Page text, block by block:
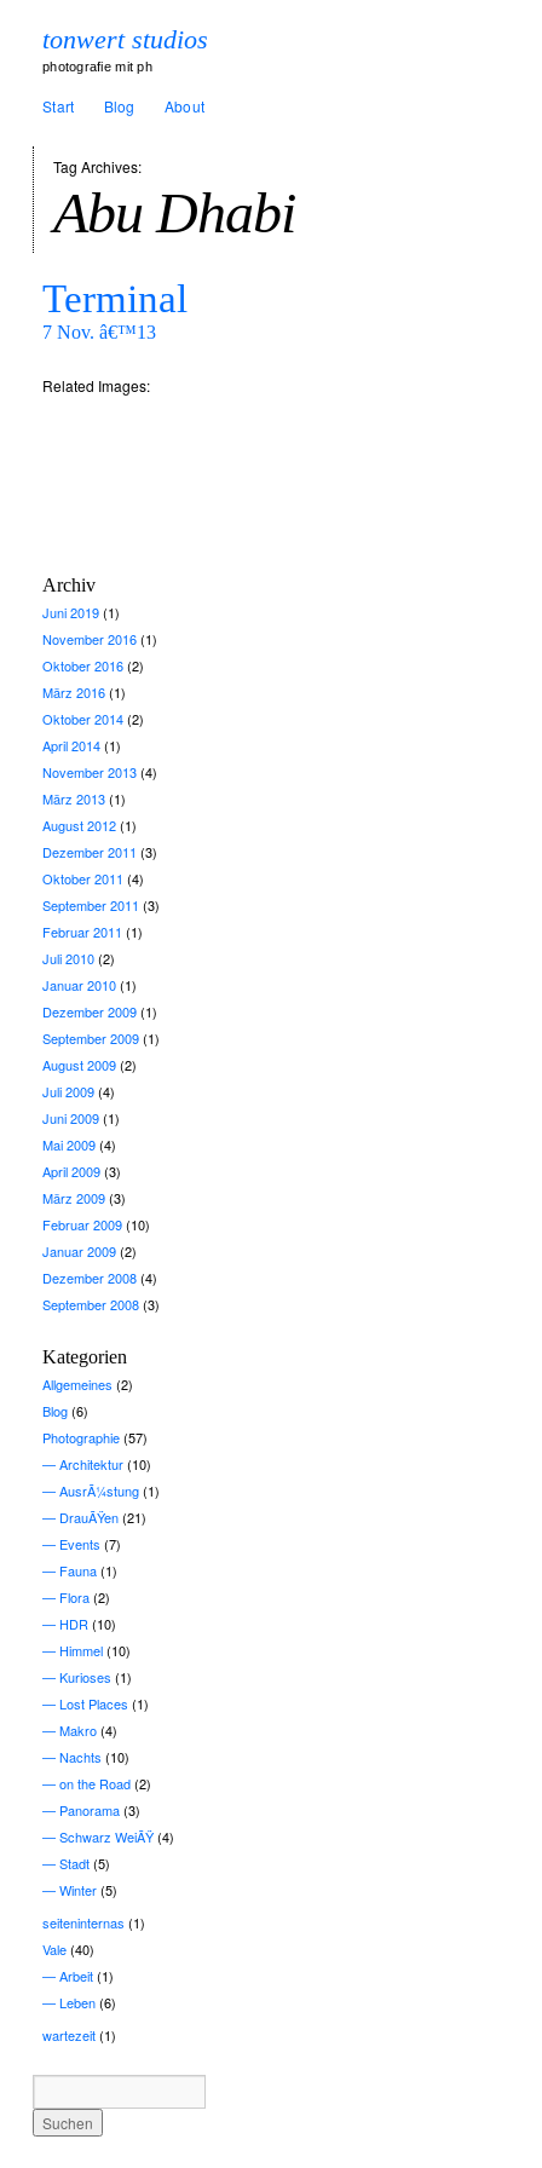
tonwert studios
photografie mit ph
Start Blog About
Tag Archives:
Abu Dhabi
Terminal
7 Nov. â€™13
Related Images:
Archiv
Juni 2019(1)
November 2016(1)
Oktober 2016(2)
März 2016(1)
Oktober 2014(2)
April 2014(1)
November 2013(4)
März 2013(1)
August 2012(1)
Dezember 2011 (3)
Oktober 2011 (4)
September 2011 (3)
Februar 2011 (1)
Juli 2010(2)
Januar 2010(1)
Dezember 2009(1)
September 2009(1)
August 2009(2)
Juli 2009(4)
Juni 2009(1)
Mai 2009(4)
April 2009(3)
März 2009(3)
Februar 2009(10)
Januar 2009(2)
Dezember 2008(4)
September 2008(3)
Kategorien
Allgemeines (2)
Blog(6)
Photographie(57)
Architektur(10)
AusrÃ¼stung(1)
DrauÃŸen(21)
Events (7)
Fauna(1)
Flora(2)
HDR (10)
Himmel(10)
Kurioses (1)
Lost Places (1)
Makro(4)
Nachts (10)
on the Road(2)
Panorama(3)
Schwarz WeiÃŸ(4)
Stadt(5)
Winter(5)
seiteninternas (1)
Vale(40)
Arbeit(1)
Leben(6)
wartezeit(1)